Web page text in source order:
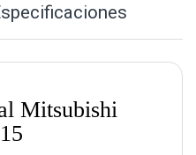
Mitsubishi